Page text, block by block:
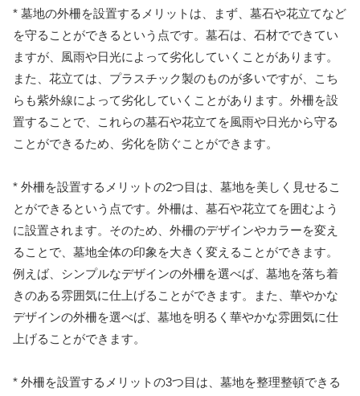
* 墓地の外柵を設置するメリットは、まず、墓石や花立てなど
を守ることができるという点です。墓石は、石材でできてい
ますが、風雨や日光によって劣化していくことがあります。
また、花立ては、プラスチック製のものが多いですが、こち
らも紫外線によって劣化していくことがあります。外柵を設
置することで、これらの墓石や花立てを風雨や日光から守る
ことができるため、劣化を防ぐことができます。
* 外柵を設置するメリットの2つ目は、墓地を美しく見せるこ
とができるという点です。外柵は、墓石や花立てを囲むよう
に設置されます。そのため、外柵のデザインやカラーを変え
ることで、墓地全体の印象を大きく変えることができます。
例えば、シンプルなデザインの外柵を選べば、墓地を落ち着
きのある雰囲気に仕上げることができます。また、華やかな
デザインの外柵を選べば、墓地を明るく華やかな雰囲気に仕
上げることができます。
* 外柵を設置するメリットの3つ目は、墓地を整理整頓できる